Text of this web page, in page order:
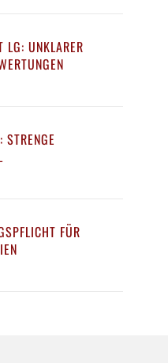
LG: UNKLARER
FÜR